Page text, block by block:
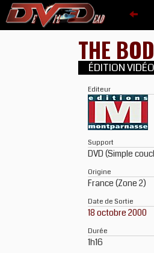
THE
ÉDITION VIDÉO
Editeur
Support
DVD (Simple
Origine
France (Zone 2)
Date de Sortie
18 octobre 2000
Durée
1h16